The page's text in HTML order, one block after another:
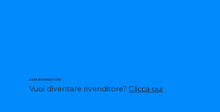
AREA RIVENDITORI
Vuoi diventare rivenditore?Clicca qui